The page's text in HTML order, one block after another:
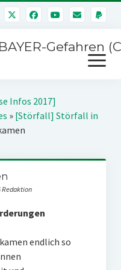
Gefahren
Menü
öffnen
Infos 2017]
» [Störfall] Störfall in
Redaktion
endlich so